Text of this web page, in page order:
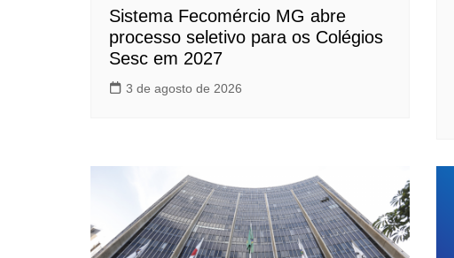
Sistema Fecomércio MG abre
processo seletivo para os Colégios
Sesc em 2027
3 de agosto de 2026